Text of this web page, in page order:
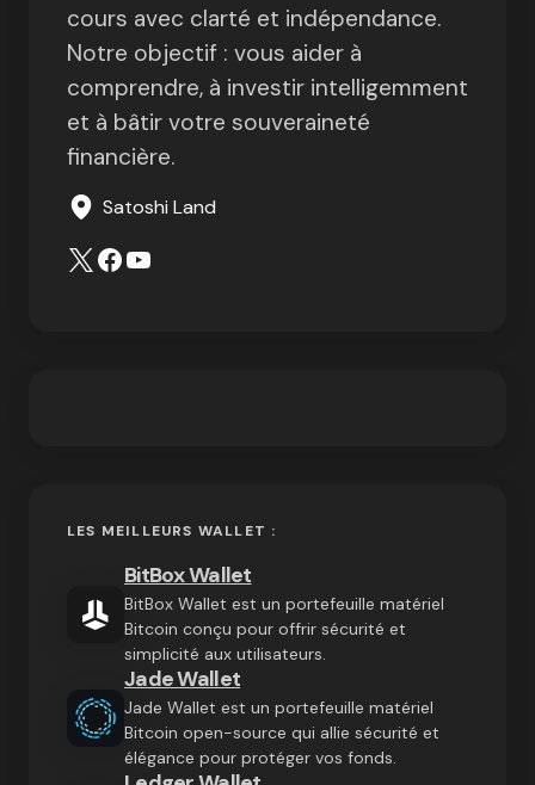
cours avec clarté et indépendance.
Notre objectif : vous aider à
comprendre, à investir intelligemment
et à bâtir votre souveraineté
financière.
Satoshi Land
LES MEILLEURS WALLET :
BitBox Wallet
BitBox Wallet est un portefeuille matériel
Bitcoin conçu pour offrir sécurité et
simplicité aux utilisateurs.
Jade Wallet
Jade Wallet est un portefeuille matériel
Bitcoin open-source qui allie sécurité et
élégance pour protéger vos fonds.